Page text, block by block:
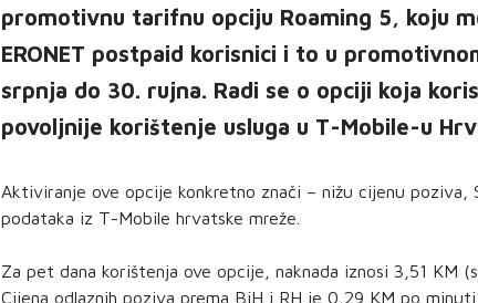
promotivnu tarifnu opciju Roaming 5, koju
ERONET postpaid korisnici i to u
srpnja do 30. rujna. Radi se o opciji koja
povoljnije korištenje usluga u T-Mobile-u
Aktiviranje ove opcije konkretno znači – nižu cijenu poziva,
podataka iz T-Mobile hrvatske mreže.
Za pet dana korištenja ove opcije, naknada iznosi 3,51 KM (s
Cijena odlaznih poziva prema BiH i RH je 0,29 KM po